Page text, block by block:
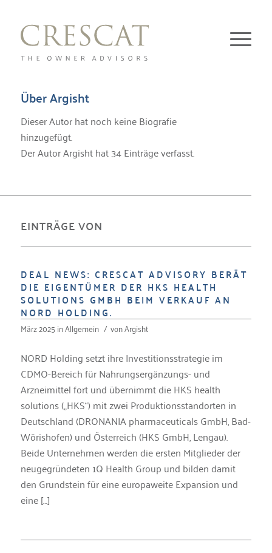
ÜberArgisht
Dieser Autor hat noch keine Biografie
hinzugefügt.
Der AutorArgishthat 34 Einträge verfasst.
EINTRÄGE VON
DEAL NEWS: CRESCAT ADVISORY BERÄT
DIE EIGENTÜMER DER HKS HEALTH
SOLUTIONS GMBH BEIM VERKAUF AN
NORD HOLDING.
März 2025inAllgemein / vonArgisht
NORD Holding setzt ihre Investitionsstrategie im
CDMO-Bereich für Nahrungsergänzungs- und
Arzneimittel fort und übernimmt die HKS health
solutions („HKS“) mit zwei Produktionsstandorten in
Deutschland (DRONANIA pharmaceuticals GmbH, Bad-
Wörishofen) und Österreich (HKS GmbH, Lengau).
Beide Unternehmen werden die ersten Mitglieder der
neugegründeten 1Q Health Group und bilden damit
den Grundstein für eine europaweite Expansion und
eine […]